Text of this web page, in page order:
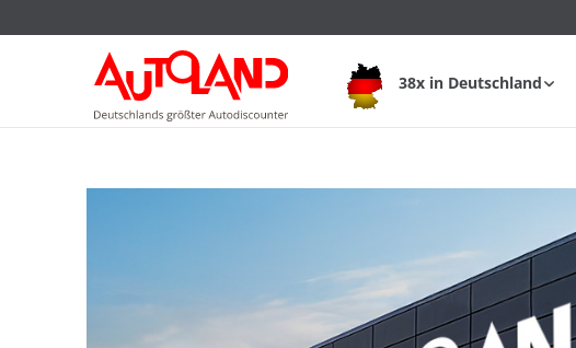
38x in Deutschland